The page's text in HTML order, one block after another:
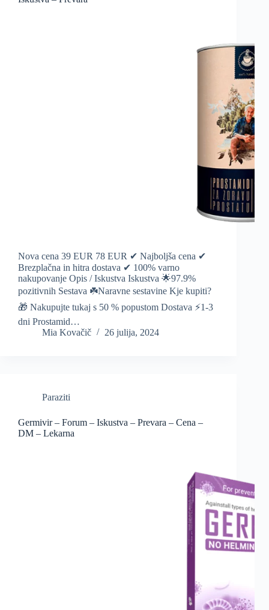
Nova cena 39 EUR 78 EUR ✔ Najboljša cena ✔
Brezplačna in hitra dostava ✔ 100% varno
nakupovanje Opis / Iskustva Iskustva 🌟97.9%
pozitivnih Sestava ☘️Naravne sestavine Kje kupiti?
🎁 Nakupujte tukaj s 50 % popustom Dostava ⚡️1-3
dni Prostamid…
Mia Kovačič
26 julija, 2024
Paraziti
Germivir – Forum – Iskustva – Prevara – Cena –
DM – Lekarna